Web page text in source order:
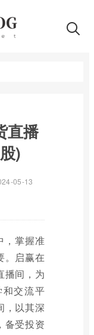
直播
)
05-13
，掌握准
。启赢在
播间，为
交流平
，以其深
备受投资